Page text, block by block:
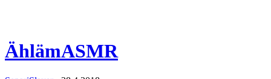
ÄhlämASMR